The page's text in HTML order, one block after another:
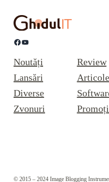
Facebook YouTube
Noutăți
Lansări
Diverse
Zvonuri
Review
Articole
© 2015 – 2024 Image Blogging